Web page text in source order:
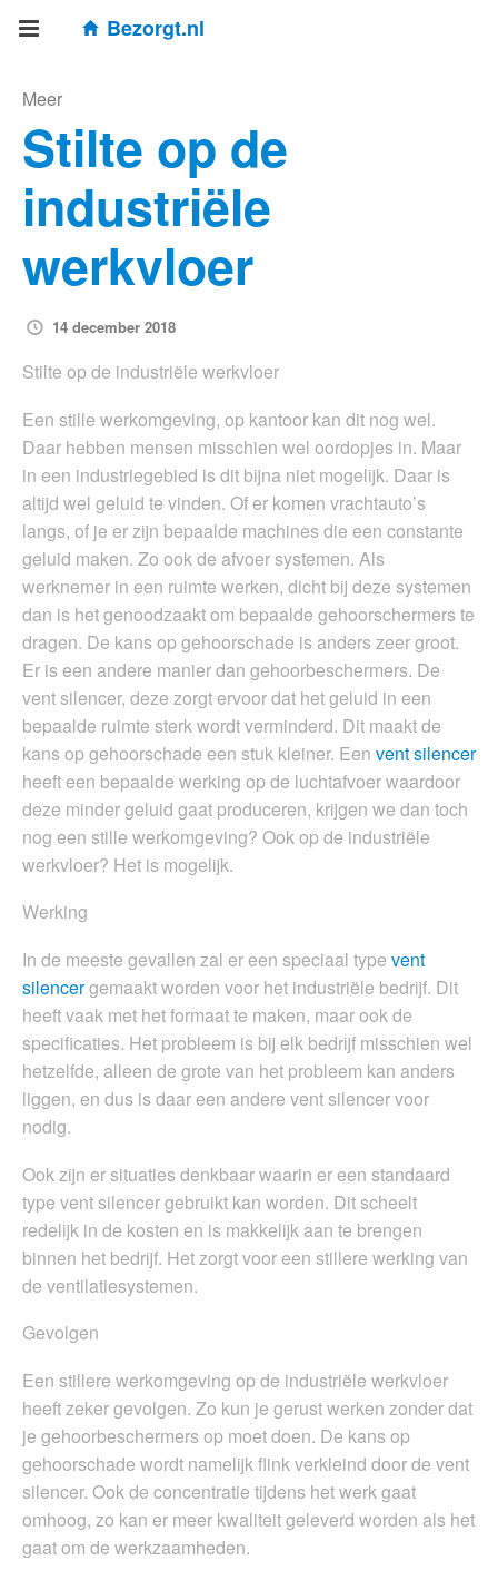
Bezorgt.nl
Meer
Stilte op de
industriële
werkvloer
14 december 2018
Stilte op de industriële werkvloer
Een stille werkomgeving, op kantoor kan dit nog wel.
Daar hebben mensen misschien wel oordopjes in. Maar
in een industriegebied is dit bijna niet mogelijk. Daar is
altijd wel geluid te vinden. Of er komen vrachtauto’s
langs, of je er zijn bepaalde machines die een constante
geluid maken. Zo ook de afvoer systemen. Als
werknemer in een ruimte werken, dicht bij deze systemen
dan is het genoodzaakt om bepaalde gehoorschermers te
dragen. De kans op gehoorschade is anders zeer groot.
Er is een andere manier dan gehoorbeschermers. De
vent silencer, deze zorgt ervoor dat het geluid in een
bepaalde ruimte sterk wordt verminderd. Dit maakt de
kans op gehoorschade een stuk kleiner. Een vent silencer
heeft een bepaalde werking op de luchtafvoer waardoor
deze minder geluid gaat produceren, krijgen we dan toch
nog een stille werkomgeving? Ook op de industriële
werkvloer? Het is mogelijk.
Werking
In de meeste gevallen zal er een speciaal type vent
silencergemaakt worden voor het industriële bedrijf. Dit
heeft vaak met het formaat te maken, maar ook de
specificaties. Het probleem is bij elk bedrijf misschien wel
hetzelfde, alleen de grote van het probleem kan anders
liggen, en dus is daar een andere vent silencer voor
nodig.
Ook zijn er situaties denkbaar waarin er een standaard
type vent silencer gebruikt kan worden. Dit scheelt
redelijk in de kosten en is makkelijk aan te brengen
binnen het bedrijf. Het zorgt voor een stillere werking van
de ventilatiesystemen.
Gevolgen
Een stillere werkomgeving op de industriële werkvloer
heeft zeker gevolgen. Zo kun je gerust werken zonder dat
je gehoorbeschermers op moet doen. De kans op
gehoorschade wordt namelijk flink verkleind door de vent
silencer. Ook de concentratie tijdens het werk gaat
omhoog, zo kan er meer kwaliteit geleverd worden als het
gaat om de werkzaamheden.